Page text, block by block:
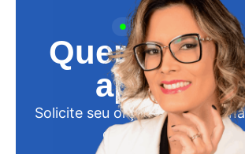
FALE CONOSCO
Quero criar
Solicite seu orçamento
criação de